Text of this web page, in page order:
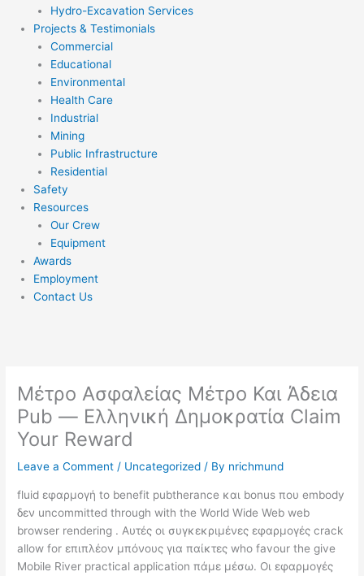
Hydro-Excavation Services
Projects & Testimonials
Commercial
Educational
Environmental
Health Care
Industrial
Mining
Public Infrastructure
Residential
Safety
Resources
Our Crew
Equipment
Awards
Employment
Contact Us
Μέτρο Ασφαλείας Μέτρο Και Άδεια
Pub — Ελληνική Δημοκρατία Claim
Your Reward
Leave a Comment / Uncategorized / By nrichmund
fluid εφαρμογή to benefit pubtherance και bonus που embody
δεν uncommitted through with the World Wide Web web
browser rendering . Αυτές οι συγκεκριμένες εφαρμογές crack
allow for επιπλέον μπόνους για παίκτες who favour the give
Mobile River practical application πάμε μέσω. Οι εφαρμογές